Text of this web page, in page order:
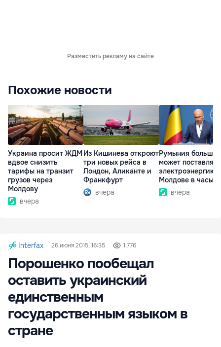
Разместить рекламу на сайте
Похожие новости
Украина просит ЖДМ
вдвое снизить
тарифы на транзит
грузов через
Молдову
вчера
Из Кишинева откроют
три новых рейса в
Лондон, Аликанте и
Франкфурт
вчера
Румыния больше
может поставлять
электроэнергию
Молдове в часы
вчера
Interfax 26 июня 2015, 16:35 1 776
Порошенко пообещал
оставить украинский
единственным
государственным языком в
стране